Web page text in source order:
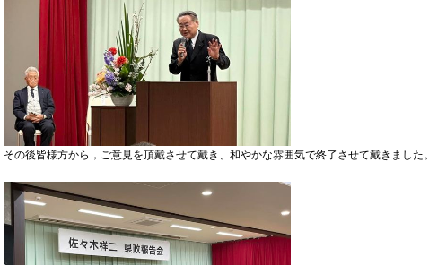
その後皆様方から，ご意見を頂戴させて戴き、和やかな雰囲気で終了させて戴きました。